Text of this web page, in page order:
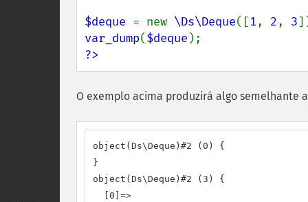
$deque = new \Ds\Deque([1, 2, 3
var_dump($deque
?>
O exemplo acima produzirá algo semelhante
object(Ds\Deque)#2 (0) {
}
object(Ds\Deque)#2 (3) {
  [0]=>